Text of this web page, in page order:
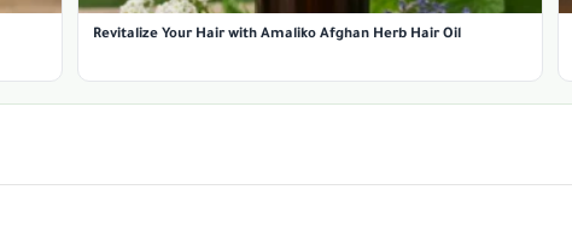
Revitalize Your Hair with Amaliko Afghan Herb Hair Oil